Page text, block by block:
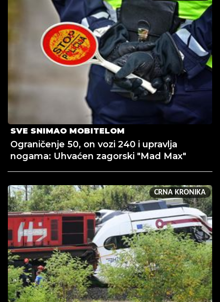
SVE SNIMAO MOBITELOM
Ograničenje 50, on vozi 240 i upravlja
nogama: Uhvaćen zagorski "Mad Max"
CRNA KRONIKA